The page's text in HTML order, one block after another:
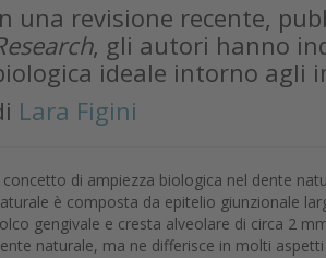
una revisione recente,
, gli autori hanno
ideale intorno agli
Lara Figini
concetto di ampiezza biologica nel dente
è composta da epitelio giunzionale
gengivale e cresta alveolare di circa 2
naturale, ma ne differisce in molti